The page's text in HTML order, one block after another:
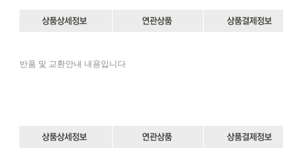
반품 및 교환안내 내용입니다